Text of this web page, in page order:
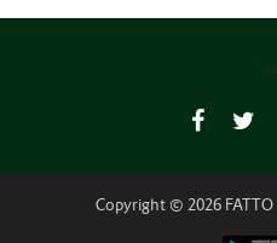
Copyright © 2026 FATTO